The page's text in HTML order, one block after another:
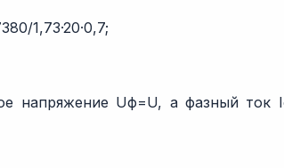
1,73·20·0,7;
напряжение Uф=U, а фазный ток